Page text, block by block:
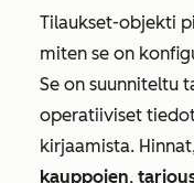
Tilaukset-objekti
miten se on
Se on suunniteltu
operatiiviset
kirjaamista.
kauppojen,